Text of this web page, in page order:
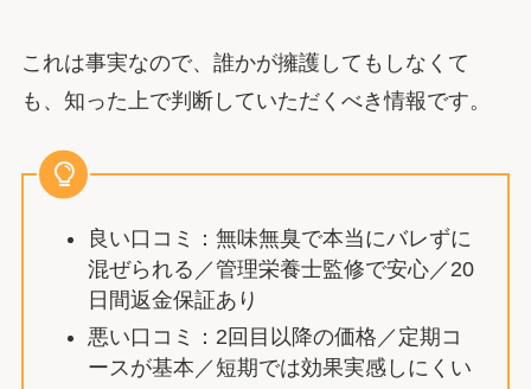
これは事実なので、誰かが擁護してもしなくて
も、知った上で判断していただくべき情報です。
良い口コミ：無味無臭で本当にバレずに
混ぜられる／管理栄養士監修で安心／20
日間返金保証あり
悪い口コミ：2回目以降の価格／定期コ
ースが基本／短期では効果実感しにくい